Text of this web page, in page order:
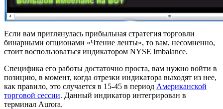
Если вам приглянулась прибыльная стратегия торговли
бинарными опционами «Чтение ленты», то вам, несомненно,
стоит воспользоваться индикатором NYSE Imbalance.
Специфика его работы достаточно проста, вам нужно войти в
позицию, в момент, когда отрезки индикатора выходят из нее,
как правило, это случается в 15-45 в период Американской
торговой сессии. Данный индикатор интегрирован в
терминал Aurora.